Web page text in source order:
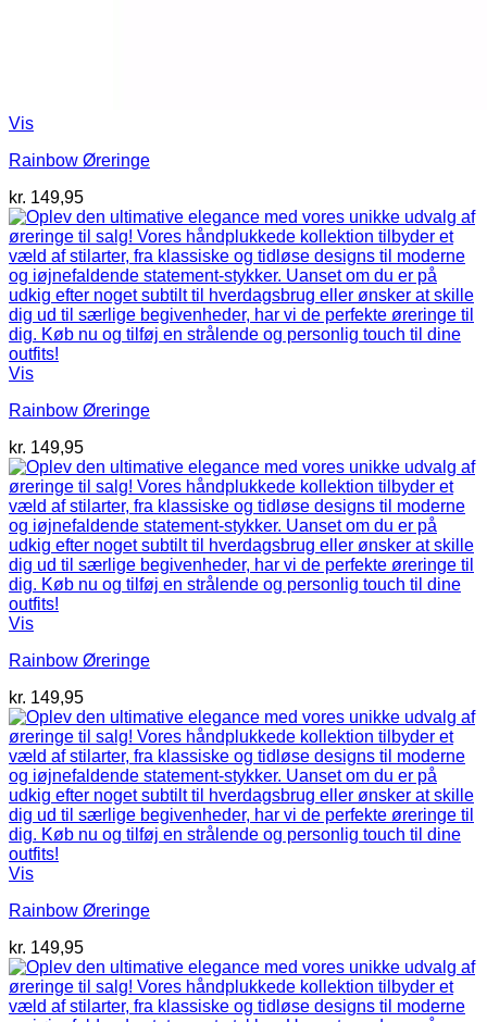
Vis
Rainbow Øreringe
kr. 149,95
Vis
Rainbow Øreringe
kr. 149,95
Vis
Rainbow Øreringe
kr. 149,95
Vis
Rainbow Øreringe
kr. 149,95